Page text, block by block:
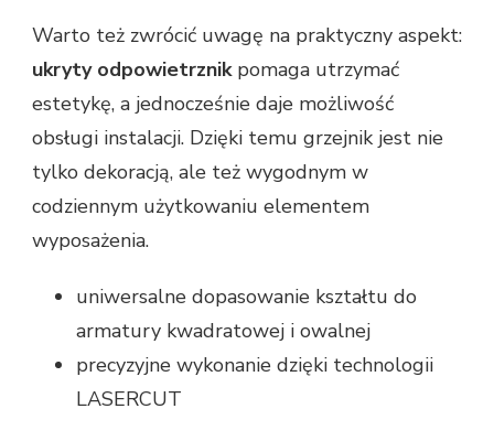
Warto też zwrócić uwagę na praktyczny aspekt:
ukryty odpowietrznikpomaga utrzymać
estetykę, a jednocześnie daje możliwość
obsługi instalacji. Dzięki temu grzejnik jest nie
tylko dekoracją, ale też wygodnym w
codziennym użytkowaniu elementem
wyposażenia.
uniwersalne dopasowanie kształtu do
armatury kwadratowej i owalnej
precyzyjne wykonanie dzięki technologii
LASERCUT